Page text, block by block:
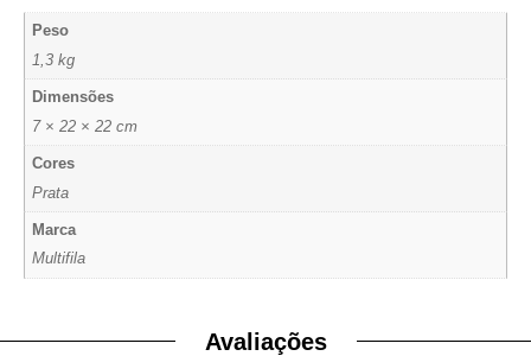
Peso
1,3 kg
Dimensões
7 × 22 × 22 cm
Cores
Prata
Marca
Multifila
Avaliações